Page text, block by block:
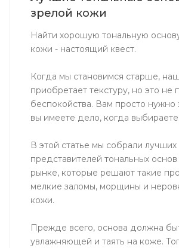
зрелой кожи
Найти хорошую тональную
кожи - настоящий квест.
Когда мы становимся старше,
приобретает текстуру, но это не
беспокойства. Вам просто нужно
вы имеете дело, когда
В этой статье мы собрали лучших
представителей тональных
рынке, которые решают такие
мелкие заломы, морщины и
кожи.
Прежде всего, основа должна
увлажняющей и таять на коже.